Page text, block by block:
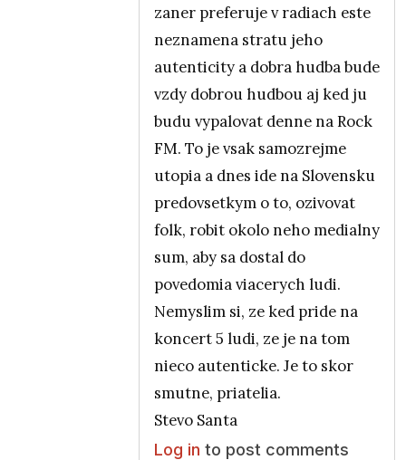
zaner preferuje v radiach este
neznamena stratu jeho
autenticity a dobra hudba bude
vzdy dobrou hudbou aj ked ju
budu vypalovat denne na Rock
FM. To je vsak samozrejme
utopia a dnes ide na Slovensku
predovsetkym o to, ozivovat
folk, robit okolo neho medialny
sum, aby sa dostal do
povedomia viacerych ludi.
Nemyslim si, ze ked pride na
koncert 5 ludi, ze je na tom
nieco autenticke. Je to skor
smutne, priatelia.
Stevo Santa
Log in to post comments